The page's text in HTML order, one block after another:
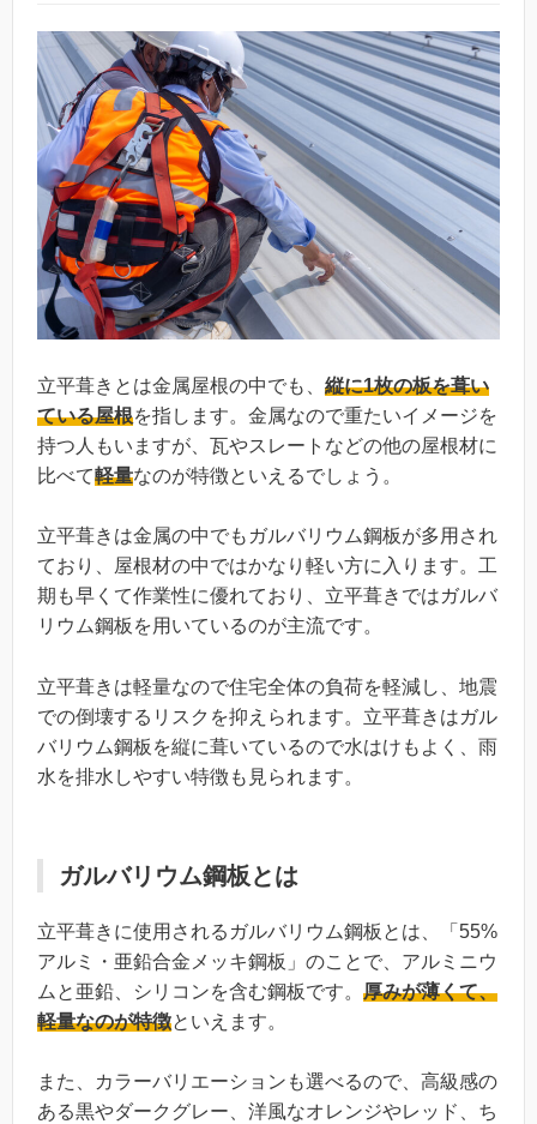
立平葺きとは金属屋根の中でも、 縦に1枚の板を葺い
ている屋根を指します。金属なので重たいイメージを
持つ人もいますが、瓦やスレートなどの他の屋根材に
比べて軽量なのが特徴といえるでしょう。
立平葺きは金属の中でもガルバリウム鋼板が多用され
ており、屋根材の中ではかなり軽い方に入ります。工
期も早くて作業性に優れており、立平葺きではガルバ
リウム鋼板を用いているのが主流です。
立平葺きは軽量なので住宅全体の負荷を軽減し、地震
での倒壊するリスクを抑えられます。立平葺きはガル
バリウム鋼板を縦に葺いているので水はけもよく、雨
水を排水しやすい特徴も見られます。
ガルバリウム鋼板とは
立平葺きに使用されるガルバリウム鋼板とは、「55%
アルミ・亜鉛合金メッキ鋼板」のことで、アルミニウ
ムと亜鉛、シリコンを含む鋼板です。 厚みが薄くて、
軽量なのが特徴といえます。
また、カラーバリエーションも選べるので、高級感の
ある黒やダークグレー、洋風なオレンジやレッド、ち